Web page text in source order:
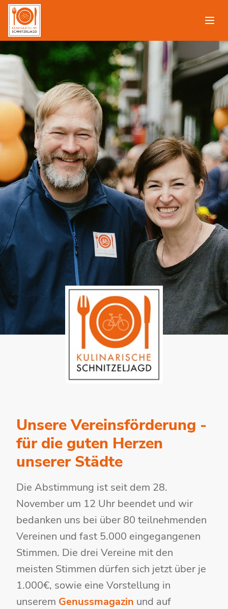
Unsere Vereinsförderung -
für die guten Herzen
unserer Städte
Die Abstimmung ist seit dem 28.
November um 12 Uhr beendet und wir
bedanken uns bei über 80 teilnehmenden
Vereinen und fast 5.000 eingegangenen
Stimmen. Die drei Vereine mit den
meisten Stimmen dürfen sich jetzt über je
1.000€, sowie eine Vorstellung in
unserem Genussmagazin und auf